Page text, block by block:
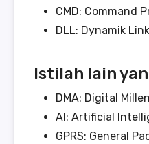
CMD: Command
DLL: Dynamik
Istilah lain
DMA: Digital
AI: Artificial
GPRS: General